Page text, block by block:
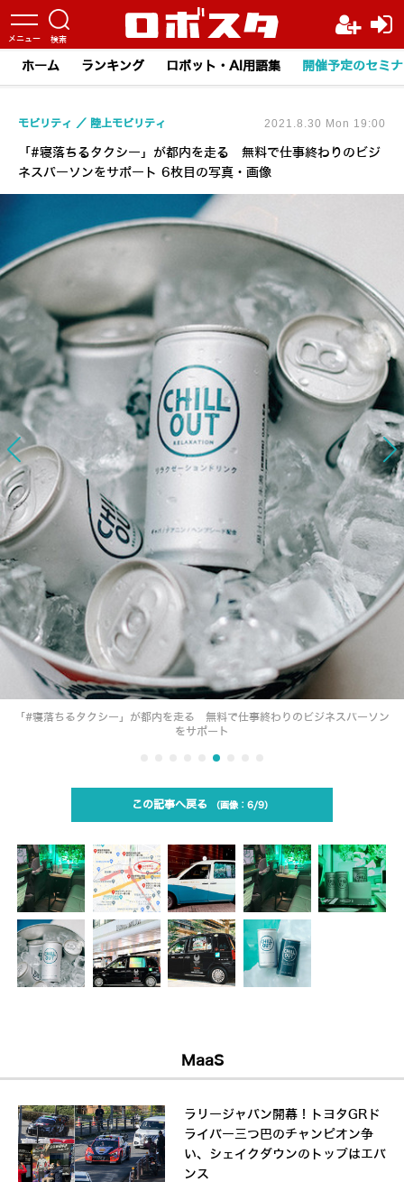
ホーム ランキング ロボット・AI用語集 開催予定のセミ
「#寝落ちるタクシー」が都内を走る 無料で仕事終わりのビジ
ネスパーソンをサポート 6枚目の写真・画像
モビリティ 陸上モビリティ 2021.8.30 Mon 19:00
「#寝落ちるタクシー」が都内を走る 無料で仕事終わりのビジネスパーソン
をサポート
この記事へ戻る 6/9
MaaS
ラリージャパン開幕！トヨタGRド
ライバー三つ巴のチャンピオン争
い、シェイクダウンのトップはエバ
ンス